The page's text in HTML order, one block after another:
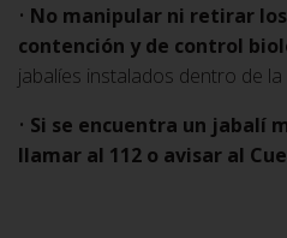
• No manipular ni retirar
contención y de control
jabalíes instalados dentro de
• Si se encuentra un jabalí
llamar al 112 o avisar al